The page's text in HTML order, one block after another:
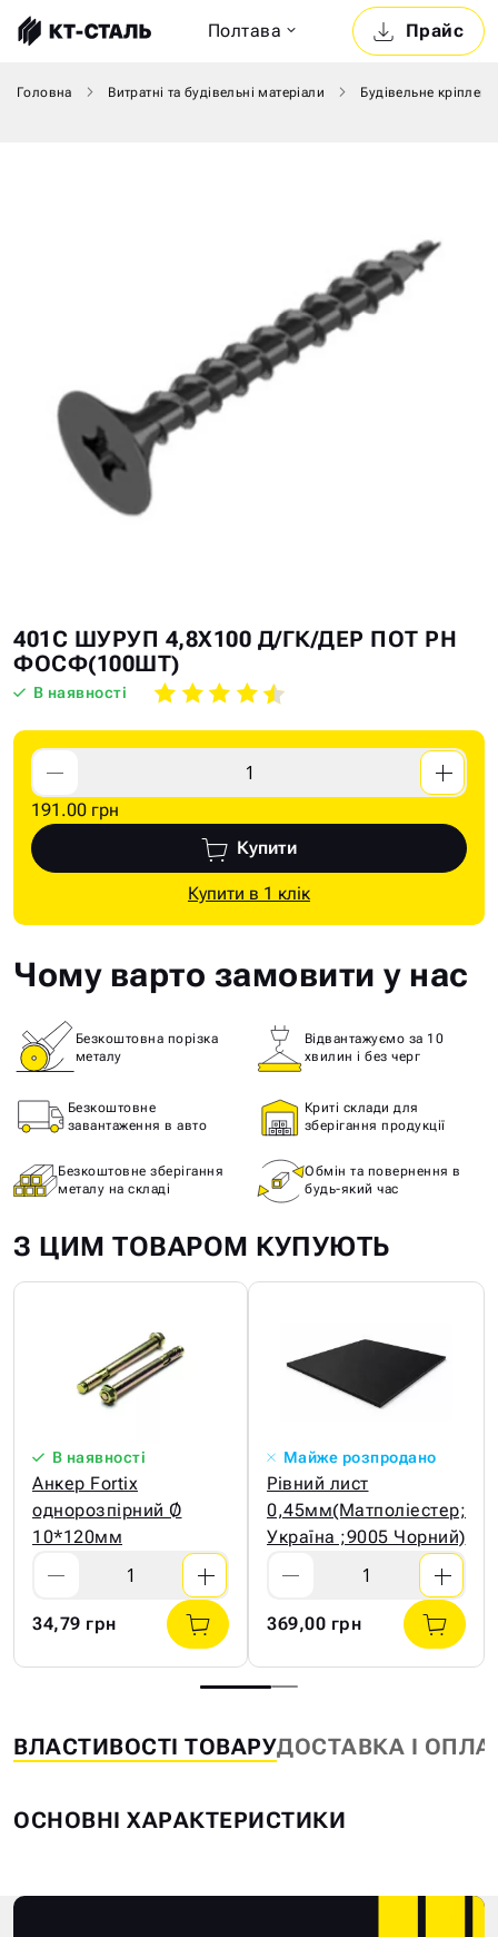
Прайс
Полтава
Головна Витратні та будівельні матеріали Будівельне
Skip
to
the
of
the
images
gallery
Skip
to
the
of
the
images
gallery
401C ШУРУП 4,8Х100 Д/ГК/ДЕР ПОТ PH
ФОСФ(100ШТ)
В наявності
191.00 грн
Купити
Купити в 1 клік
Чому варто замовити у нас
Безкоштовна порізка
металу
Відвантажуємо за 10
хвилин і без черг
Безкоштовне
завантаження в авто
Криті склади для
зберігання продукції
Безкоштовне зберігання
металу на складі
Обмін та повернення в
будь-який час
З ЦИМ ТОВАРОМ КУПУЮТЬ
В наявності
Анкер Fortix
однорозпірний Ø
10*120мм
34,79 грн
Майже розпродано
Рівний лист
0,45мм(Матполіестер;
Україна ;9005 Чорний)
369,00 грн
ВЛАСТИВОСТІ ТОВАРУДОСТАВКА І
ОСНОВНІ ХАРАКТЕРИСТИКИ